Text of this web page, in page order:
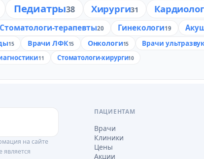
Педиатры38 Хирурги31
Стоматологи-терапевты20 Гинекологи19
15 Врачи ЛФК15 Онкологи15 Врачи
11 Стоматологи-хирурги10
на сайте
ПАЦИЕНТАМ
Врачи
Клиники
Цены
Акции